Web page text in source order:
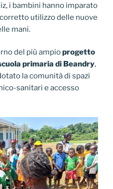
i bambini hanno imparato
utilizzo delle nuove
mani.
del più ampioprogetto
primaria di Beandry,
la comunità di spazi
sanitari e accesso